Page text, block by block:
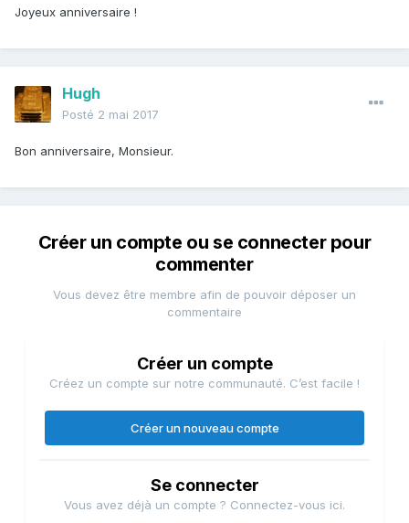
Joyeux anniversaire !
Hugh
Posté 2 mai 2017
Bon anniversaire, Monsieur.
Créer un compte ou se connecter pour
commenter
Vous devez être membre afin de pouvoir déposer un
commentaire
Créer un compte
Créez un compte sur notre communauté. C’est facile !
Créer un nouveau compte
Se connecter
Vous avez déjà un compte ? Connectez-vous ici.